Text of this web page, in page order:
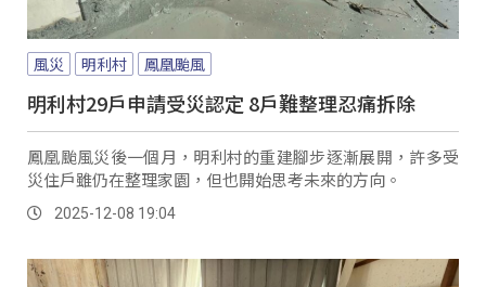
風災 明利村 鳳凰颱風
明利村29戶申請受災認定 8戶難整理忍痛拆除
鳳凰颱風災後一個月，明利村的重建腳步逐漸展開，許多受
災住戶雖仍在整理家園，但也開始思考未來的方向。
2025-12-08 19:04